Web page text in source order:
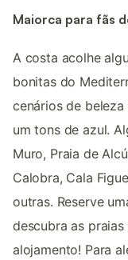
Maiorca para fãs
A costa acolhe
bonitas do
cenários de
um tons de azul.
Muro, Praia de
Calobra, Cala
outras. Reserve
descubra as
alojamento! Para